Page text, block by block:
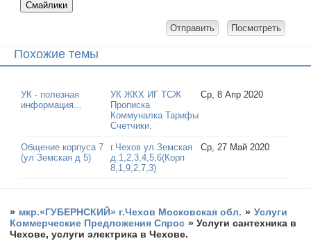
Похожие темы
УК - полезная
информация...
УК ЖКХ ИГ ТСЖ
Прописка
Коммуналка Тарифы
Счетчики.
Ср, 8 Апр 2020
Общение корпуса 7
(ул Земская д 5)
г.Чехов ул.Земская
д.1,2,3,4,5,6(Корп
8,1,9,2,7,3)
Ср, 27 Май 2020
» мкр.«ГУБЕРНСКИЙ» г.Чехов Московская обл. » Услуги
Коммерческие Предложения Спрос »Услуги сантехника в
Чехове, услуги электрика в Чехове.